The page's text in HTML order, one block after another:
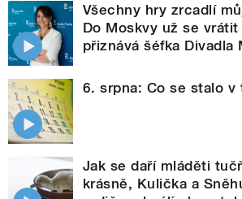
Všechny hry zrcadlí
Do Moskvy už se vrátit
přiznává šéfka Divadla
6. srpna: Co se stalo v
Jak se daří mláděti
krásně, Kulička a